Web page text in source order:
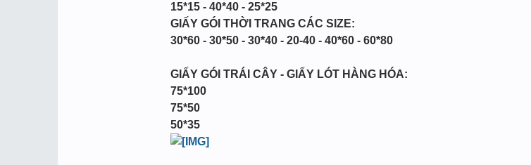
15*15 - 40*40 - 25*25
GIẤY GÓI THỜI TRANG CÁC SIZE:
30*60 - 30*50 - 30*40 - 20-40 - 40*60 - 60*80
GIẤY GÓI TRÁI CÂY - GIẤY LÓT HÀNG HÓA:
75*100
75*50
50*35